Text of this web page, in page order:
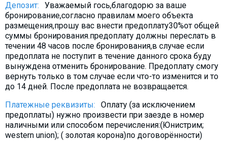
Депозит:
Уважаемый гось,благодорю за ваше
бронирование,согласно правилам моего объекта
размещения,прошу вас внести предоплату30%от общей
суммы бронирования.предоплату должны переслать в
течении 48 часов после бронирования,в случае если
предоплата не поступит в течение данного срока буду
вынуждена отменить бронирование. Предоплату смогу
вернуть только в том случае если что-то изменится и то
до 14 дней. После предоплата не возвращается.
Платежные реквизиты:
Оплату (за исключением
предоплаты) нужно произвести при заезде в номер
наличными или способом перечисления:(Юнистрим;
western union); ( золотая корона)по договорённости)